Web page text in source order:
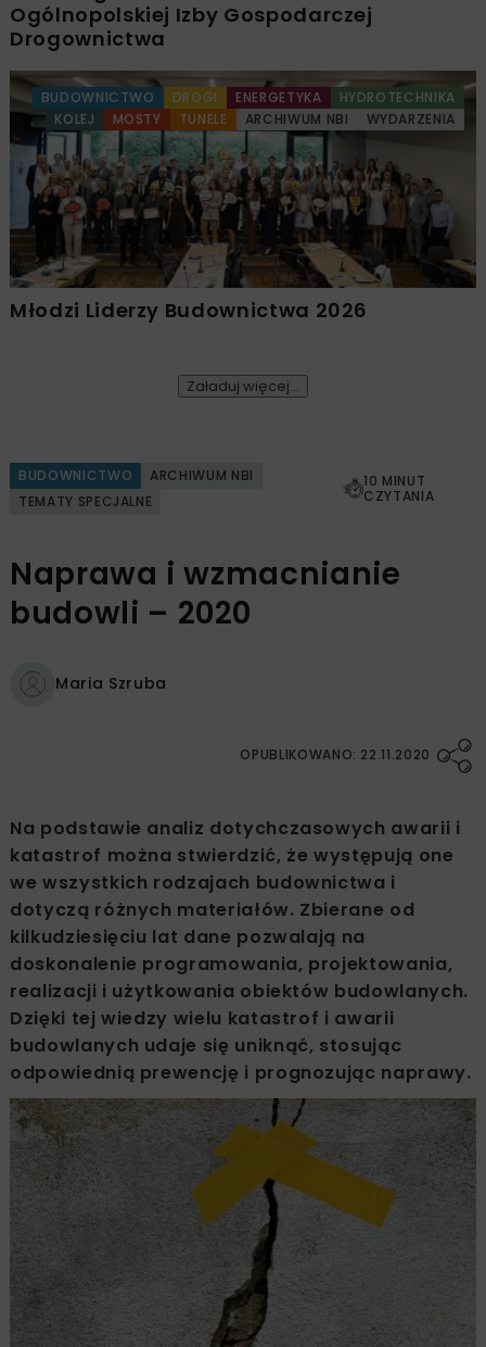
Ogólnopolskiej Izby Gospodarczej
Drogownictwa
BUDOWNICTWO DROGI ENERGETYKA
HYDROTECHNIKA
KOLEJ
MOSTY TUNELE ARCHIWUM NBI WYDARZENIA
Młodzi Liderzy Budownictwa 2026
Załaduj więcej...
BUDOWNICTWO
ARCHIWUM NBI
TEMATY SPECJALNE
10 MINUT
CZYTANIA
Naprawa i wzmacnianie
budowli – 2020
Maria Szruba
OPUBLIKOWANO: 22.11.2020
Na podstawie analiz dotychczasowych awarii i
katastrof można stwierdzić, że występują one
we wszystkich rodzajach budownictwa i
dotyczą różnych materiałów. Zbierane od
kilkudziesięciu lat dane pozwalają na
doskonalenie programowania, projektowania,
realizacji i użytkowania obiektów budowlanych.
Dzięki tej wiedzy wielu katastrof i awarii
budowlanych udaje się uniknąć, stosując
odpowiednią prewencję i prognozując naprawy.